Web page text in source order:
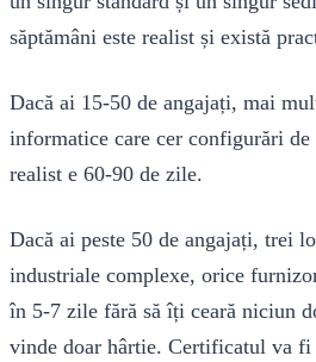
săptămâni este realist și există
Dacă ai 15-50 de angajați, mai
informatice care cer configurări de
realist e 60-90 de zile.
Dacă ai peste 50 de angajați, trei
industriale complexe, orice
în 5-7 zile fără să îți ceară niciun
vinde doar hârtie. Certificatul va